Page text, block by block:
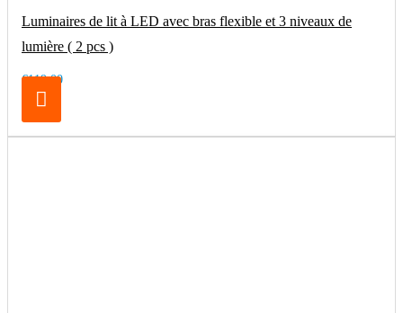
Luminaires de lit à LED avec bras flexible et 3 niveaux de
lumière ( 2 pcs )
€119.00